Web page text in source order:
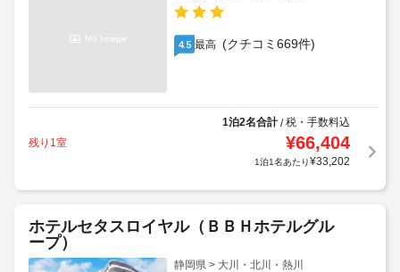
4.5 最高 (クチコミ669件)
1泊2名合計/税・手数料込
残り1室
¥66,404
1泊1名あたり¥33,202
ホテルセタスロイヤル（ＢＢＨホテルグル
ープ）
静岡県 > 大川・北川・熱川